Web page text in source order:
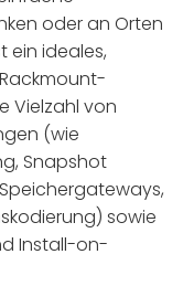
oder an Orten
ein ideales,
Vielzahl von
(wie
Snapshot
sowie
Install-on-